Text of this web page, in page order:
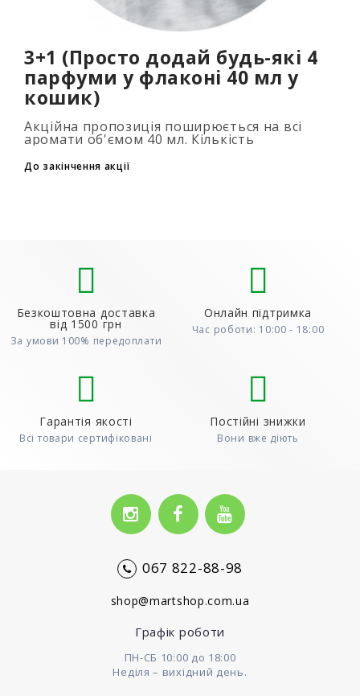
3+1 (Просто додай будь-які 4
парфуми у флаконі 40 мл у
кошик)
Акційна пропозиція поширюється на всі
аромати об'ємом 40 мл. Кількість
подарункових парфумів не обмежена (3+1,
6+2, 9+3) Для того, щоб скористатися акцією,
до..
До закінчення акції
Безкоштовна доставка
від 1500 грн
За умови 100% передоплати
Онлайн підтримка
Час роботи: 10:00 - 18:00
Гарантія якості
Всі товари сертифіковані
Постійні знижки
Вони вже діють
067 822-88-98
shop@martshop.com.ua
Графік роботи
ПН-СБ 10:00 до 18:00
Неділя – вихідний день.